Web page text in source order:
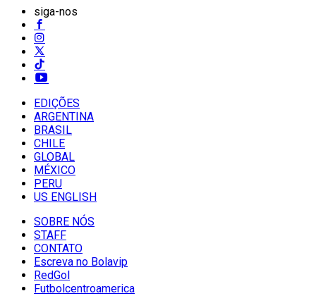
siga-nos
EDIÇÕES
ARGENTINA
BRASIL
CHILE
GLOBAL
MÉXICO
PERU
US ENGLISH
SOBRE NÓS
STAFF
CONTATO
Escreva no Bolavip
RedGol
Futbolcentroamerica